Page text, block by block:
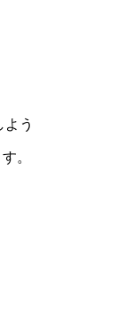
う
。